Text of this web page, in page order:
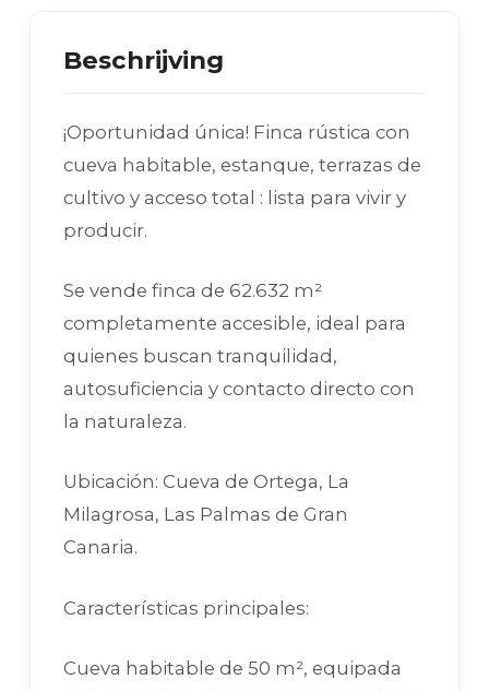
Beschrijving
¡Oportunidad única! Finca rústica con
cueva habitable, estanque, terrazas de
cultivo y acceso total : lista para vivir y
producir.
Se vende finca de 62.632 m²
completamente accesible, ideal para
quienes buscan tranquilidad,
autosuficiencia y contacto directo con
la naturaleza.
Ubicación: Cueva de Ortega, La
Milagrosa, Las Palmas de Gran
Canaria.
Características principales:
Cueva habitable de 50 m², equipada